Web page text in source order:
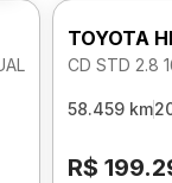
TOYOTA
CD STD 2.8
58.459 km
R$